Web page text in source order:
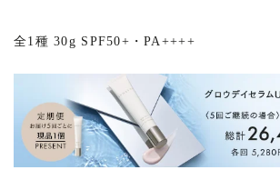
全1種 30g SPF50+・PA++++